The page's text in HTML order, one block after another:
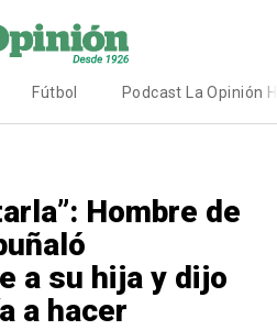
Fútbol Podcast La Opinión
Hombre de
a su hija y dijo
a hacer